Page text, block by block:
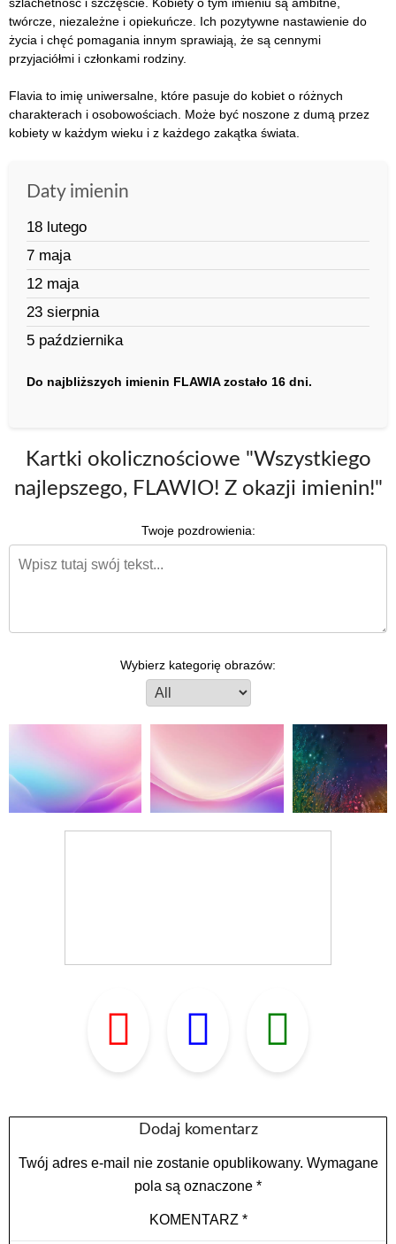
twórcze, niezależne i opiekuńcze. Ich pozytywne nastawienie do
życia i chęć pomagania innym sprawiają, że są cennymi
przyjaciółmi i członkami rodziny.
Flavia to imię uniwersalne, które pasuje do kobiet o różnych
charakterach i osobowościach. Może być noszone z dumą przez
kobiety w każdym wieku i z każdego zakątka świata.
Daty imienin
18 lutego
7 maja
12 maja
23 sierpnia
5 października
Do najbliższych imienin FLAWIA zostało 16 dni.
Kartki okolicznościowe "Wszystkiego
najlepszego, FLAWIO! Z okazji imienin!"
Twoje pozdrowienia:
Wybierz kategorię obrazów:
Dodaj komentarz
Twój adres e-mail nie zostanie opublikowany. Wymagane
pola są oznaczone *
KOMENTARZ *